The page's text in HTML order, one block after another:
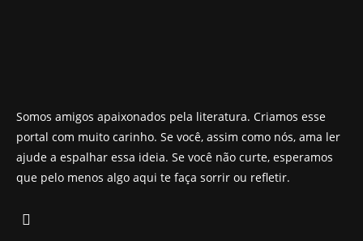
Somos amigos apaixonados pela literatura. Criamos esse
portal com muito carinho. Se você, assim como nós, ama ler
ajude a espalhar essa ideia. Se você não curte, esperamos
que pelo menos algo aqui te faça sorrir ou refletir.